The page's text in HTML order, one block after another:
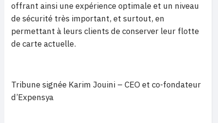
offrant ainsi une expérience optimale et un niveau
de sécurité très important, et surtout, en
permettant à leurs clients de conserver leur flotte
de carte actuelle.
Tribune signée Karim Jouini – CEO et co-fondateur
d’Expensya